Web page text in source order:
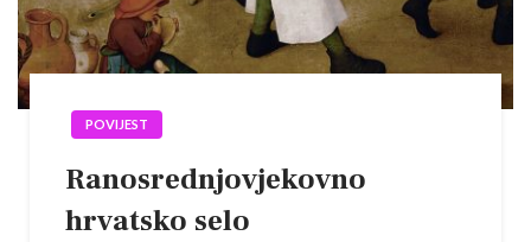
POVIJEST
Ranosrednjovjekovno
hrvatsko selo